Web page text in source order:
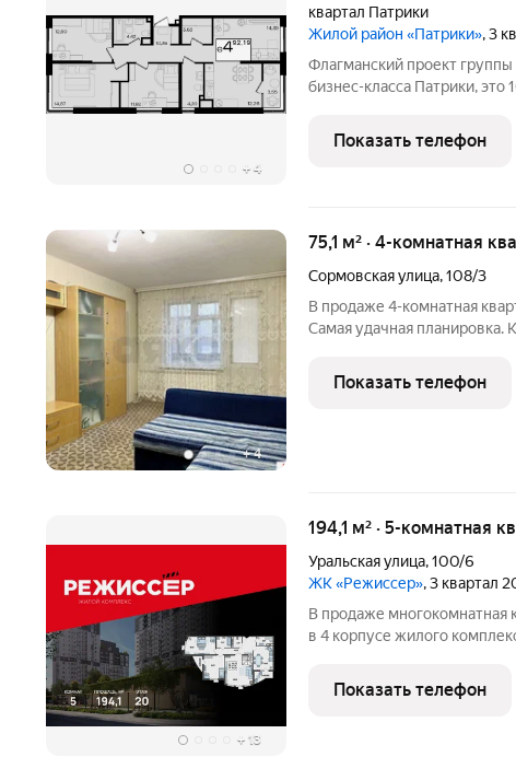
+ 4
квартал Патрики
Жилой район «Патрики», 3
Флагманский проект
бизнес-класса Патрики,
город в город -
детских сада, 2
Показать телефон
+4
75,1 м² · 4-комнатная
Сормовская улица,108/3
В продаже 4-комнатная
Самая удачная планировка.
лоджии. В подарок
подъезде
Показать телефон
+ 13
194,1 м² · 5-комнатная
Уральская улица,100/6
ЖК «Режиссер», 3 квартал
В продаже многокомнатная
в 4 корпусе жилого
Краснодара, в 5 минутах
доступность
Показать телефон